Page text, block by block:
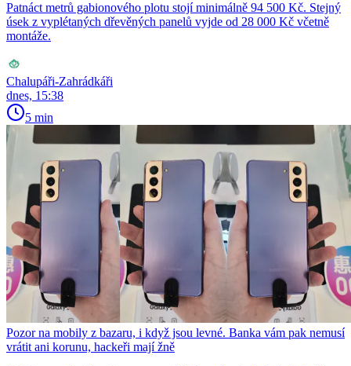
Patnáct metrů gabionového plotu stojí minimálně 94 500 Kč. Stejný
úsek z vyplétaných dřevěných panelů vyjde od 28 000 Kč včetně
montáže.
Chalupáři-Zahrádkáři
dnes, 15:38
5 min
Pozor na mobily z bazaru, i když jsou levné. Banka vám pak nemusí
vrátit ani korunu, hackeři mají žně